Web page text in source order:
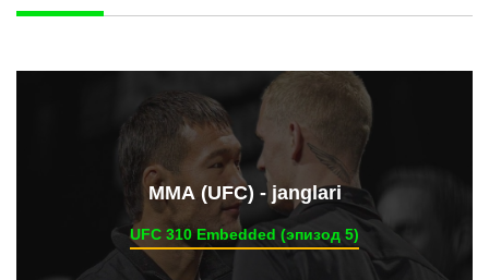
ММА (UFC) - janglari
UFC 310 Embedded (эпизод 5)